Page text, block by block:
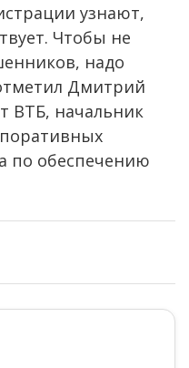
узнают,
Чтобы не
надо
Дмитрий
ВТБ, начальник
по обеспечению